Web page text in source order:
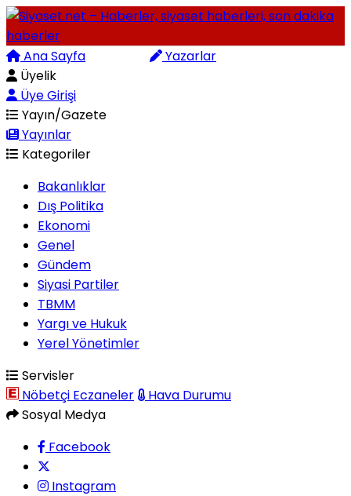
Ana Sayfa
Yazarlar
Üyelik
Üye Girişi
Yayın/Gazete
Yayınlar
Kategoriler
Bakanlıklar
Dış Politika
Ekonomi
Genel
Gündem
Siyasi Partiler
TBMM
Yargı ve Hukuk
Yerel Yönetimler
Servisler
Nöbetçi Eczaneler
Hava Durumu
Sosyal Medya
Facebook
Instagram